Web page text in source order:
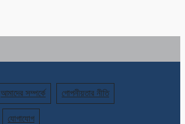
আমাদের সম্পর্কে গোপনীয়তার নীতি
যোগাযোগ